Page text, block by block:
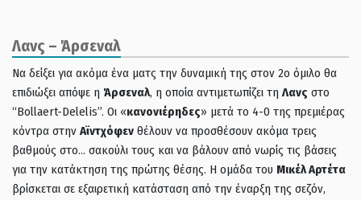
Λανς – Άρσεναλ
Να δείξει για ακόμα ένα ματς την δυναμική της στον 2ο όμιλο θα
επιδιώξει απόψε η Άρσεναλ, η οποία αντιμετωπίζει τη Λανς στο
“Bollaert-Delelis”. Οι «κανονιέρηδες» μετά το 4-0 της πρεμιέρας
κόντρα στην Αϊντχόφεν θέλουν να προσθέσουν ακόμα τρεις
βαθμούς στο… σακούλι τους και να βάλουν από νωρίς τις βάσεις
για την κατάκτηση της πρώτης θέσης. Η ομάδα του Μικέλ Αρτέτα
βρίσκεται σε εξαιρετική κατάσταση από την έναρξη της σεζόν,